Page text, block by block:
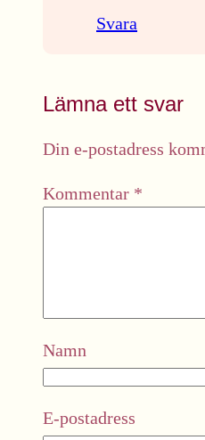
Svara
Lämna ett svar
Din e-postadress
Kommentar *
Namn
E-postadress